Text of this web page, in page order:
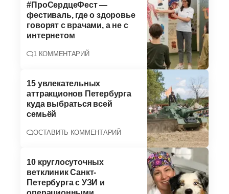
#ПроСердцеФест —
фестиваль, где о здоровье
говорят с врачами, а не с
интернетом
1 КОММЕНТАРИЙ
15 увлекательных
аттракционов Петербурга
куда выбраться всей
семьёй
ОСТАВИТЬ КОММЕНТАРИЙ
10 круглосуточных
ветклиник Санкт-
Петербурга с УЗИ и